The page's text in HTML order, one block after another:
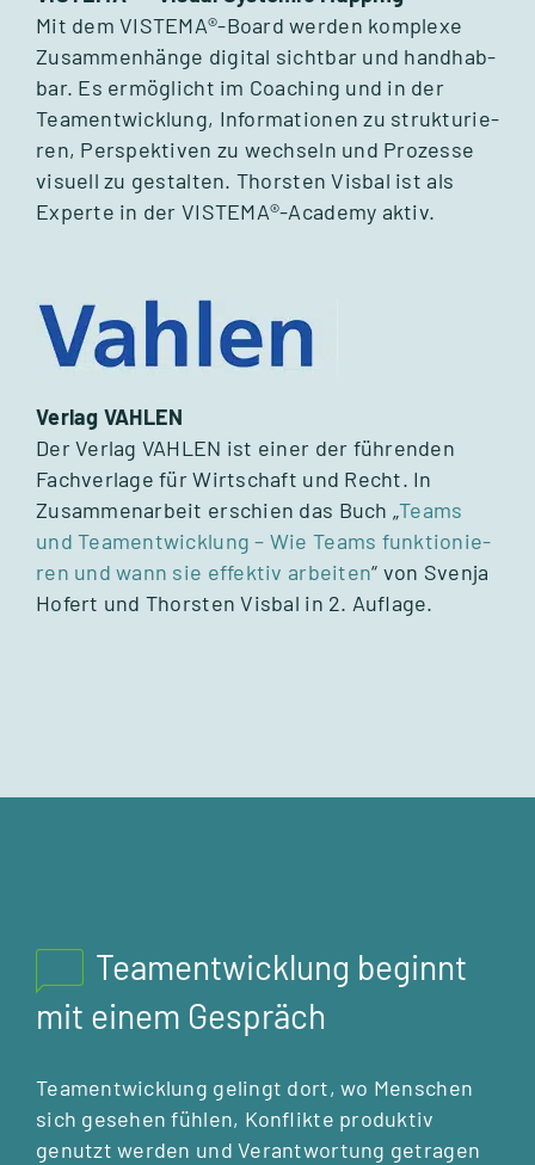
Mit dem VISTEMA®-Board wer­den kom­plexe
Zusam­men­hänge digi­tal sicht­bar und hand­hab­
bar. Es ermög­licht im Coa­ching und in der
Team­ent­wick­lung, Infor­ma­tio­nen zu struk­tu­rie­
ren, Per­spek­ti­ven zu wech­seln und Pro­zesse
visu­ell zu gestal­ten. Thors­ten Vis­bal ist als
Experte in der VISTEMA®-Academy aktiv.
Ver­lag VAHLEN
Der Ver­lag VAHLEN ist einer der füh­ren­den
Fach­ver­lage für Wirt­schaft und Recht. In
Zusam­men­ar­beit erschien das Buch „Teams
und Team­ent­wick­lung – Wie Teams funk­tio­nie­
ren und wann sie effek­tiv arbei­ten“ von Svenja
Hofert und Thors­ten Vis­bal in 2. Auf­lage.
Teamentwicklung beginnt
mit einem Gespräch
Team­ent­wick­lung gelingt dort, wo Men­schen
sich gese­hen füh­len, Kon­flikte pro­duk­tiv
genutzt wer­den und Ver­ant­wor­tung getra­gen